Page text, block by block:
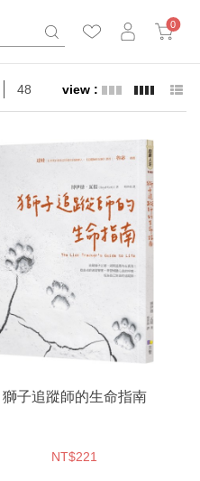
0
48
獅子追蹤師的生命指南
NT$221